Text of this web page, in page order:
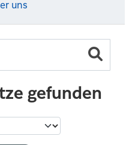
uns
gefunden